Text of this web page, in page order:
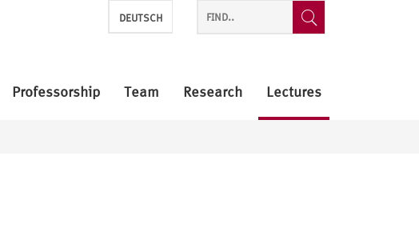
DEUTSCH
Professorship Team Research Lectures